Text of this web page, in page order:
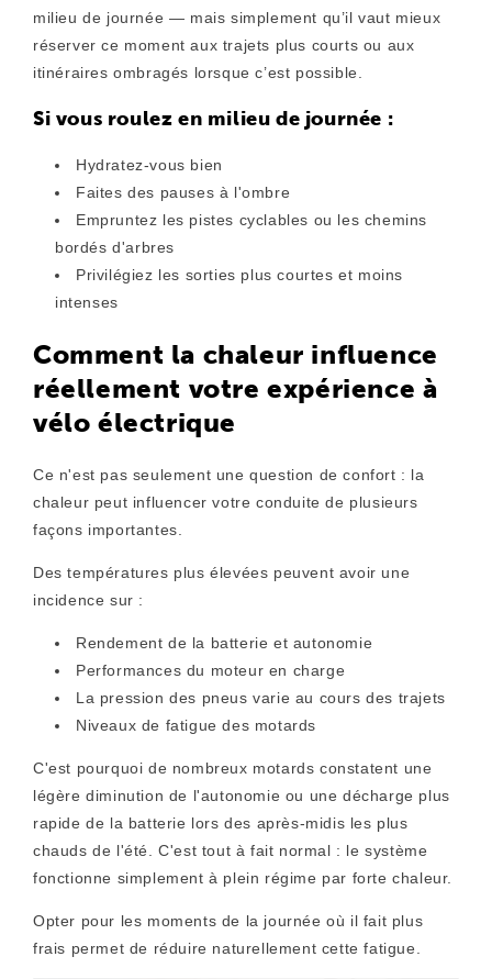
milieu de journée — mais simplement qu’il vaut mieux
réserver ce moment aux trajets plus courts ou aux
itinéraires ombragés lorsque c’est possible.
Si vous roulez en milieu de journée :
Hydratez-vous bien
Faites des pauses à l'ombre
Empruntez les pistes cyclables ou les chemins
bordés d'arbres
Privilégiez les sorties plus courtes et moins
intenses
Comment la chaleur influence
réellement votre expérience à
vélo électrique
Ce n'est pas seulement une question de confort : la
chaleur peut influencer votre conduite de plusieurs
façons importantes.
Des températures plus élevées peuvent avoir une
incidence sur :
Rendement de la batterie et autonomie
Performances du moteur en charge
La pression des pneus varie au cours des trajets
Niveaux de fatigue des motards
C'est pourquoi de nombreux motards constatent une
légère diminution de l'autonomie ou une décharge plus
rapide de la batterie lors des après-midis les plus
chauds de l'été. C'est tout à fait normal : le système
fonctionne simplement à plein régime par forte chaleur.
Opter pour les moments de la journée où il fait plus
frais permet de réduire naturellement cette fatigue.